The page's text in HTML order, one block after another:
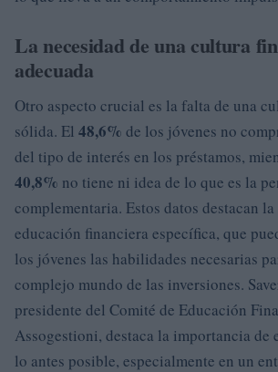
La necesidad de una cultura
adecuada
Otro aspecto crucial es la falta de una
sólida. El 48,6% de los jóvenes no
del tipo de interés en los préstamos,
40,8% no tiene ni idea de lo que es la
complementaria. Estos datos destacan
educación financiera específica, que
los jóvenes las habilidades necesarias
complejo mundo de las inversiones.
presidente del Comité de Educación
Assogestioni, destaca la importancia de
lo antes posible, especialmente en un